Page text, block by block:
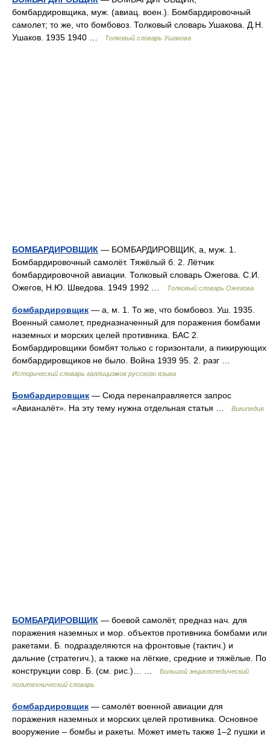
бомбардировщика, муж. (авиац. воен.). Бомбардировочный
самолет; то же, что бомбовоз. Толковый словарь Ушакова. Д.Н.
Ушаков. 1935 1940 …
Толковый словарь Ушакова
БОМБАРДИРОВЩИК — БОМБАРДИРОВЩИК, а, муж. 1.
Бомбардировочный самолёт. Тяжёлый б. 2. Лётчик
бомбардировочной авиации. Толковый словарь Ожегова. С.И.
Ожегов, Н.Ю. Шведова. 1949 1992 …
Толковый словарь Ожегова
бомбардировщик — а, м. 1. То же, что бомбовоз. Уш. 1935.
Военный самолет, предназначенный для поражения бомбами
наземных и морских целей противника. БАС 2.
Бомбардировщики бомбят только с горизонтали, а пикирующих
бомбардировщиков не было. Война 1939 95. 2. разг …
Исторический словарь галлицизмов русского языка
Бомбардировщик — Сюда перенаправляется запрос
«Авианалёт». На эту тему нужна отдельная статья …
Википедия
БОМБАРДИРОВЩИК — боевой самолёт, предназ нач. для
поражения наземных и мор. объектов противника бомбами или
ракетами. Б. подразделяются на фронтовые (тактич.) и
дальние (стратегич.), а также на лёгкие, средние и тяжёлые. По
конструкции совр. Б. (см. рис.)… …
Большой энциклопедический
политехнический словарь
бомбардировщик — самолёт военной авиации для
поражения наземных и морских целей противника. Основное
вооружение – бомбы и ракеты. Может иметь также 1–2 пушки и